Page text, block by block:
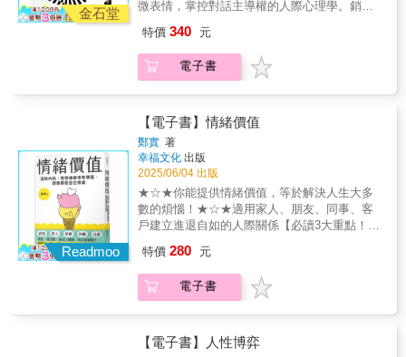
為我們總認為，合作只能建立在信任之上。但
對立之間。本書提出「跨越差異的十個關鍵選
擇」，帶你理解如何在衝突與分歧中建立有效
合作，將差異轉化為前進的力量。這不只是一
指南。
話、展示、建立聯繫」的搭訕方法。【移情換
位】學會用心交流，打開對方心扉，引發對方
畫面，引導美好的溝通體驗。【例行話題】一
句話說中對方的過去、現在、將來。【心靈相
通】面對一個難纏的人，也能心靈相通。【庫
引導交流過程。【內外向冷讀系統】透過系統
的冷讀語言感動交流對象。冷讀術，是最強的
心理說服術。從算命師到談判高手，他們都靠
這套方法讓人心甘情願。從處理客戶關係、與
主管或下屬溝通、與異性朋友建立親密關係、
發展更多的人脈資源……本書助你學會運用，
也學會識破。‧簡單的話也可以不簡單。一句簡
效果就出來了：試探者：「聽說老總最近要裁
人了，你知道嗎？」回答1：「是嗎？怎麼這麼
突然啊？都沒聽見風聲。」回答2：「不會吧，
這麼快啊？」──第二種回答就讓人猜想了：
跟你有關吧？」‧冷讀技巧，可以幫助我們發現
事實的真相：問話者：「你怎麼現在才來？我
金石堂
微表情，掌控對話主導權的人際心理學。銷售
沒有準備的情況下，讀取對方的心理，並預言
未來的事。●本書幫你解決──處理客戶關係、
與上司或下屬溝通、與異性朋友建立親密關
坎，就從第一句話開始！結合心理學、語言學
與實戰溝通技巧的全方位指南。作者以豐富案
例解析冷讀術的運作原理，帶你學會觀察表
情、解讀肢體語言、轉換語言框架，成為任何
場合中最懂人心的說話高手。【讀心技巧】學
會察言觀色，掌握溝通對象的細微心理變化。
【印象管理】製造讓對方樂於接受的印象，得
到對方的欣賞。【搭訕實踐】掌握「尋找、搭
話、展示、建立聯繫」的搭訕方法。【移情換
共鳴。【語言換框】為對方描繪出積極的心理
畫面，引導美好的溝通體驗。【例行話題】一
句話說中對方的過去、現在、將來。【心靈相
存通用句】運用「適用於任何人」的交流話題
特價 340 元
電子書
Readmoo
【電子書】情緒價值
鄭實 著
幸福文化 出版
2025/06/04 出版
★☆★你能提供情緒價值，等於解決人生大多
數的煩惱！★☆★適用家人、朋友、同事、客
戶建立進退自如的人際關係【必讀3大重點！能
自己的價值，善用「第一次」、「我從來沒
有」、「為了你」，為對方帶來真誠的鼓舞和
快樂，創造「越喜歡，越投入；越投入，越喜
讀者。重點2→為自己提供情緒價值，用健康的
特價 280 元
電子書
【電子書】人性博弈